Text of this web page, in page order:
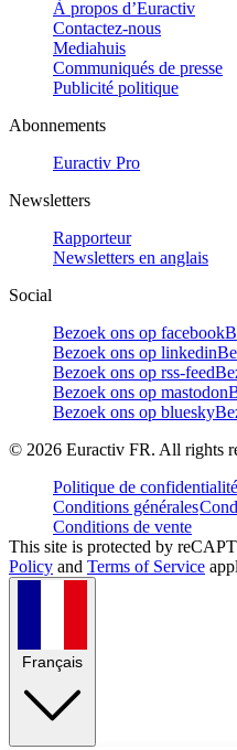
À propos d’Euractiv
Contactez-nous
Mediahuis
Communiqués de presse
Publicité politique
Abonnements
Euractiv Pro
Newsletters
Rapporteur
Newsletters en anglais
Social
Bezoek ons op facebook
Bezoek ons op linkedin
Bezoek ons op rss-feed
Bezoek ons op mastodon
Bezoek ons op bluesky
© 2026 Euractiv FR. All rights
Politique de confidentialité
Conditions générales
Conditions de vente
This site is protected by
Policy and Terms of Service
Français